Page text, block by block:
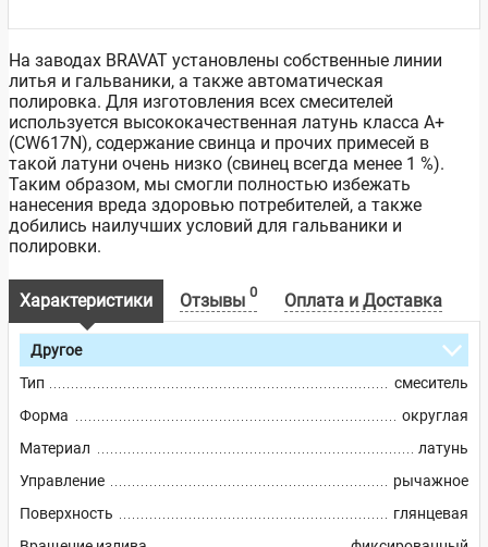
На заводах BRAVAT установлены собственные линии
литья и гальваники, а также автоматическая
полировка. Для изготовления всех смесителей
используется высококачественная латунь класса А+
(CW617N), содержание свинца и прочих примесей в
такой латуни очень низко (свинец всегда менее 1 %).
Таким образом, мы смогли полностью избежать
нанесения вреда здоровью потребителей, а также
добились наилучших условий для гальваники и
полировки.
Характеристики Отзывы 0 Оплата и Доставка
Другое
Тип
смеситель
Форма
округлая
Материал
латунь
Управление
рычажное
Поверхность
глянцевая